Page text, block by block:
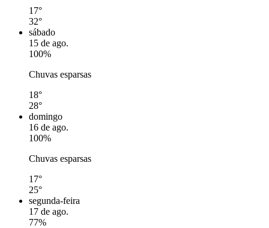
17°
32°
sábado
15 de ago.
100%
Chuvas esparsas
18°
28°
domingo
16 de ago.
100%
Chuvas esparsas
17°
25°
segunda-feira
17 de ago.
77%